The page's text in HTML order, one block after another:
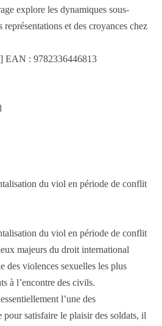
explore les dynamiques sous-
et des croyances chez
EAN : 9782336446813
du viol en période de conflit
du viol en période de conflit
majeurs du droit international
des violences sexuelles les plus
à l’encontre des civils.
l’une des
pour satisfaire le plaisir des soldats, il